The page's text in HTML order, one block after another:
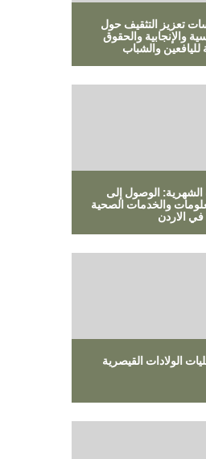
تعزيز التثقيف حول
والإنجابية والحقوق
لليافعين والشباب
الشهرية: الوصول إلى
والخدمات الصحية
في الاردن
الولادات القيصرية